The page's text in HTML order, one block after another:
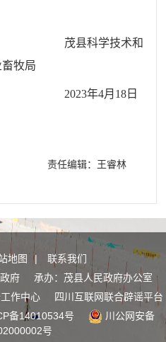
技术和
牧局
4月18日
责任编辑：王睿林
地图 |
联系我们
政府 承办：茂县人民政府办公室
工作中心
四川互联网联合辟谣平台
备14010534号
川公网安备
号